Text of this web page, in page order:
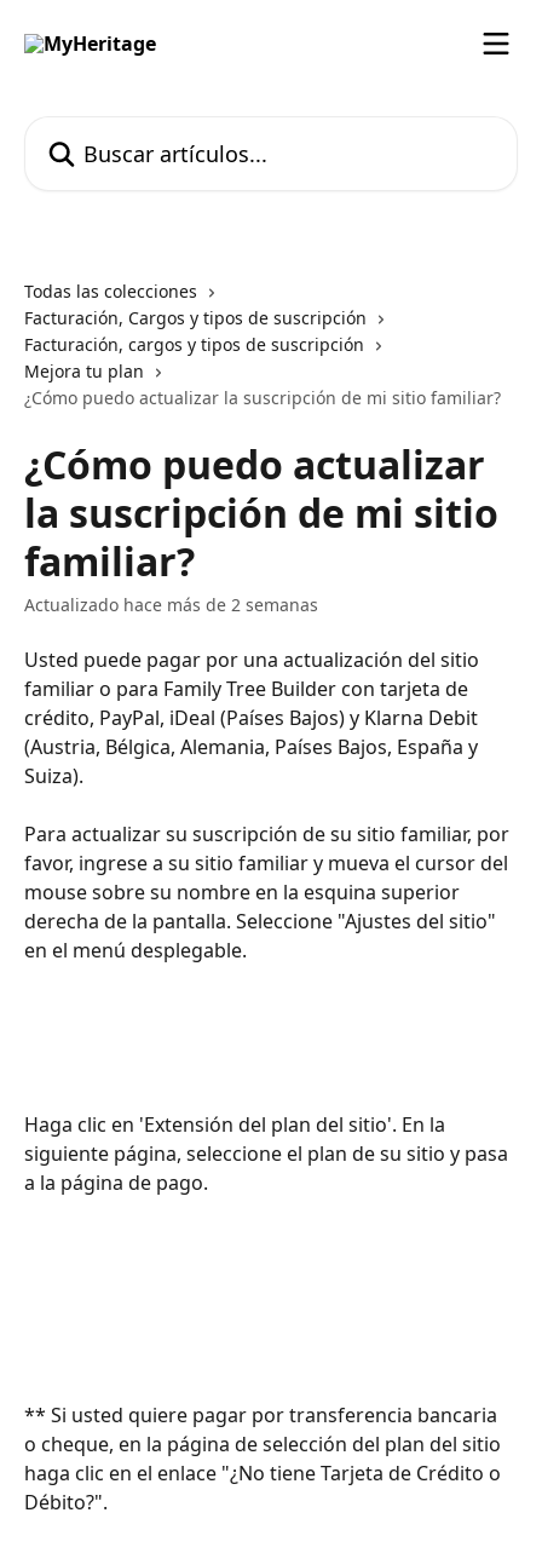
Todas las colecciones
Facturación, Cargos y tipos de suscripción
Facturación, cargos y tipos de suscripción
Mejora tu plan
¿Cómo puedo actualizar la suscripción de mi sitio familiar?
¿Cómo puedo actualizar
la suscripción de mi sitio
familiar?
Actualizado hace más de 2 semanas
Usted puede pagar por una actualización del sitio
familiar o para Family Tree Builder con tarjeta de
crédito, PayPal, iDeal (Países Bajos) y Klarna Debit
(Austria, Bélgica, Alemania, Países Bajos, España y
Suiza).
​​​​​​​​​​​​​​​​​​​​​​​​Para actualizar su suscripción de su sitio familiar, por
favor, ingrese a su sitio familiar y mueva el cursor del
mouse sobre su nombre en la esquina superior
derecha de la pantalla. Seleccione "Ajustes del sitio"
en el menú desplegable.​​​​
Haga clic en 'Extensión del plan del sitio'. En la
siguiente página, seleccione el plan de su sitio y pasa
a la página de pago.
** Si usted quiere pagar por transferencia bancaria
o cheque, en la página de selección del plan del sitio
haga clic en el enlace "¿No tiene Tarjeta de Crédito o
Débito?".